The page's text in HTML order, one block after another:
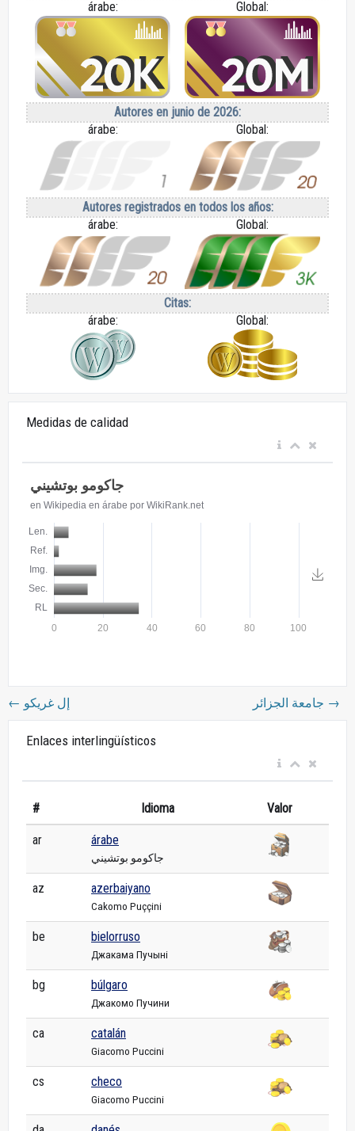
árabe:
Global:
Autores en junio de 2026:
árabe:
Global:
Autores registrados en todos los años:
árabe:
Global:
Citas:
árabe:
Global:
Medidas de calidad
← إل غريكو →
Enlaces interlingüísticos
# Idioma Valor
ar árabe
جاكومو بوتشيني
az azerbaiyano
Cakomo Puççini
be bielorruso
Джакама Пучыні
bg búlgaro
Джакомо Пучини
ca catalán
Giacomo Puccini
cs checo
Giacomo Puccini